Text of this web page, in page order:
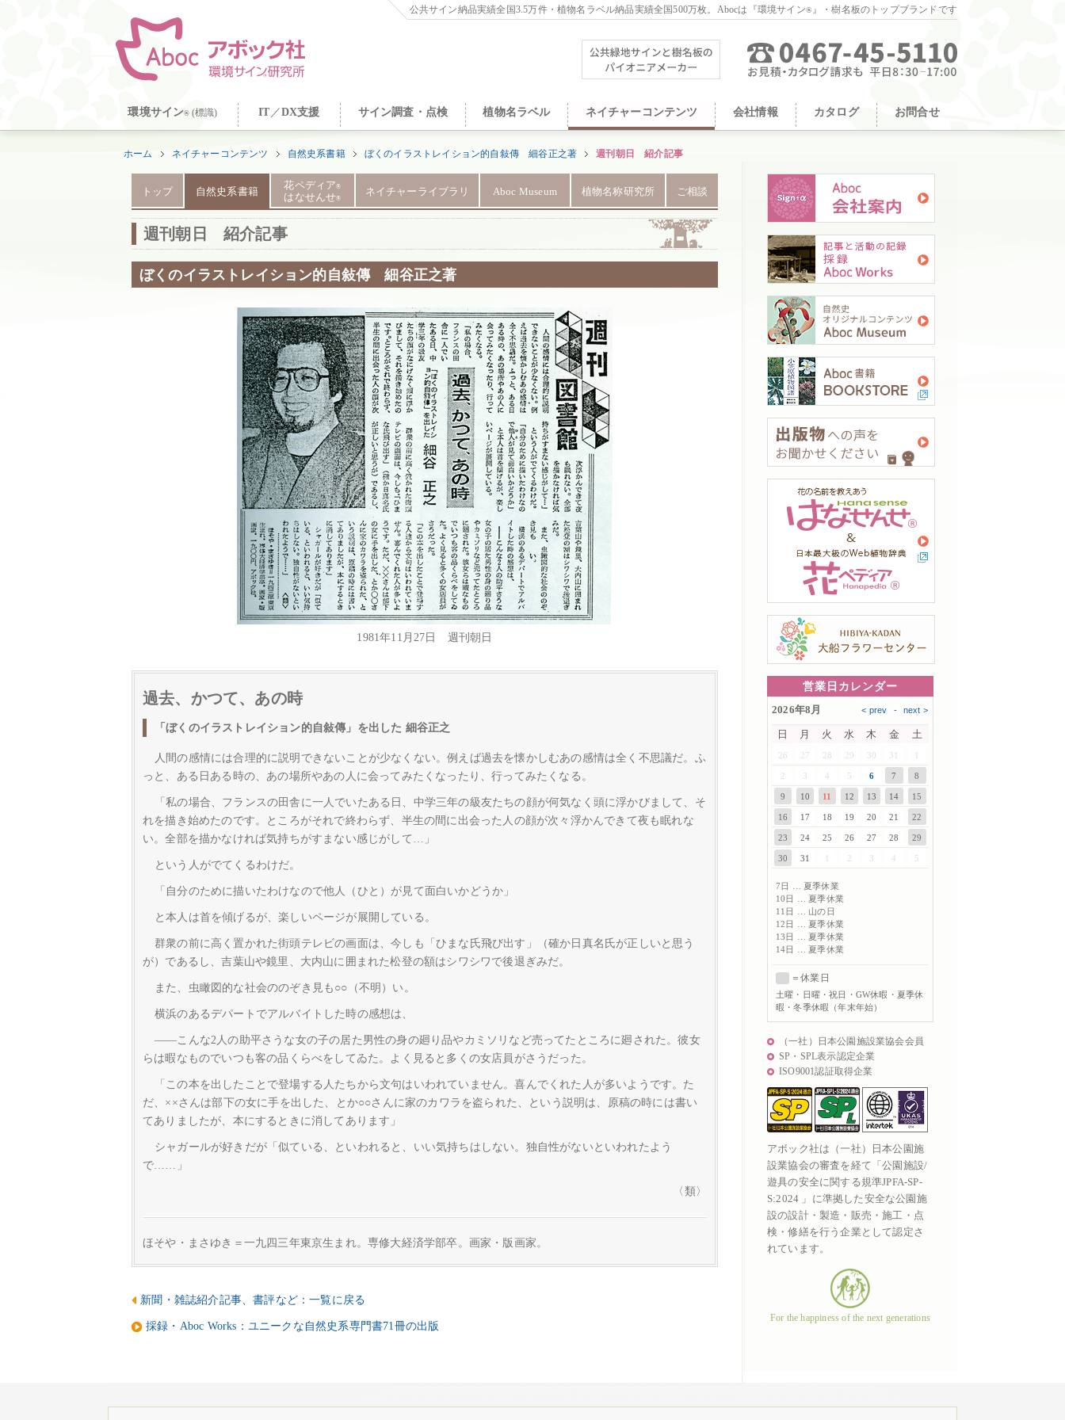
公共サイン納品実績全国3.5万件・植物名ラベル納品実績全国500万枚。Abocは『環境サイン® 』・樹名板のトップブランドです
環境サイン® (標識) IT ／DX支援 サイン調査・点検 植物名ラベル ネイチャーコンテンツ 会社情報 カタログ お問合せ
ホーム ネイチャーコンテンツ 自然史系書籍 ぼくのイラストレイション的自敍傳 細谷正之著 週刊朝日 紹介記事
トップ 自然史系書籍
花ペディア®
はなせんせ®
ネイチャーライブラリ Aboc Museum 植物名称研究所 ご相談
週刊朝日 紹介記事
ぼくのイラストレイション的自敍傳 細谷正之著
1981年11月27日 週刊朝日
過去、かつて、あの時
「ぼくのイラストレイション的自敍傳」を出した 細谷正之
人間の感情には合理的に説明できないことが少なくない。例えば過去を懐かしむあの感情は全く不思議だ。ふ
っと、ある日ある時の、あの場所やあの人に会ってみたくなったり、行ってみたくなる。
「私の場合、フランスの田舎に一人でいたある日、中学三年の級友たちの顔が何気なく頭に浮かびまして、そ
れを描き始めたのです。ところがそれで終わらず、半生の間に出会った人の顔が次々浮かんできて夜も眠れな
い。全部を描かなければ気持ちがすまない感じがして…」
という人がでてくるわけだ。
「自分のために描いたわけなので他人（ひと）が見て面白いかどうか」
と本人は首を傾げるが、楽しいページが展開している。
群衆の前に高く置かれた街頭テレビの画面は、今しも「ひまな氏飛び出す」（確か日真名氏が正しいと思う
が）であるし、吉葉山や鏡里、大内山に囲まれた松登の額はシワシワで後退ぎみだ。
また、虫瞰図的な社会ののぞき見も○○（不明）い。
横浜のあるデパートでアルバイトした時の感想は、
――こんな2人の助平さうな女の子の居た男性の身の廻り品やカミソリなど売ってたところに廻された。彼女
らは暇なものでいつも客の品くらべをしてゐた。よく見ると多くの女店員がさうだった。
「この本を出したことで登場する人たちから文句はいわれていません。喜んでくれた人が多いようです。た
だ、××さんは部下の女に手を出した、とか○○さんに家のカワラを盗られた、という説明は、原稿の時には書い
てありましたが、本にするときに消してあります」
シャガールが好きだが「似ている、といわれると、いい気持ちはしない。独自性がないといわれたよう
で……」
〈類〉
ほそや・まさゆき＝一九四三年東京生まれ。専修大経済学部卒。画家・版画家。
新聞・雑誌紹介記事、書評など：一覧に戻る
採録・Aboc Works：ユニークな自然史系専門書71冊の出版
営業日カレンダー
2026年8月
日 月 火 水 木 金 土
26 27 28 29 30 31 1
3 4 5 6 7 8
9 10 11 12 13 14 15
16 17 18 19 20 21 22
23 24 25 26 27 28 29
30 31 1 3 4 5
7日 … 夏季休業
10日 … 夏季休業
11日 … 山の日
12日 … 夏季休業
13日 … 夏季休業
14日 … 夏季休業
＝休業日
土曜 ・日曜・祝日・GW休暇・夏季休
暇・冬季休暇（年末年始）
（一社）日本公園施設業協会会員
SP・SPL表示認定企業
ISO9001認証取得企業
アボック社は（一社）日本公園施
設業協会の審査を経て「公園施設/
遊具の安全に関する規準JPFA-SP-
S:2024 」に準拠した安全な公園施
設の設計・製造・販売・施工・点
検・修繕を行う企業として認定さ
れています。
For the happiness of the next generations